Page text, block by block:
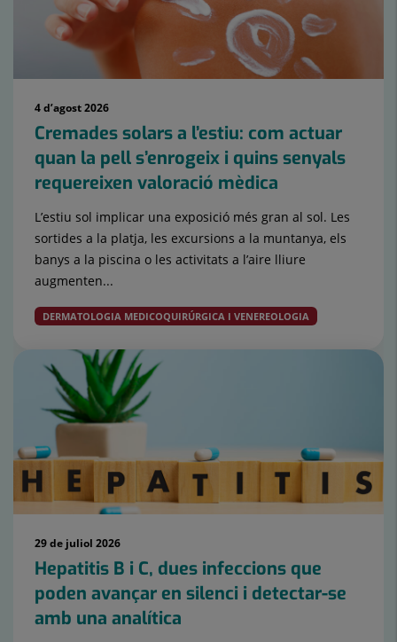
4 d’agost 2026
Cremades solars a l’estiu: com actuar
quan la pell s’enrogeix i quins senyals
requereixen valoració mèdica
L’estiu sol implicar una exposició més gran al sol. Les
sortides a la platja, les excursions a la muntanya, els
banys a la piscina o les activitats a l’aire lliure
augmenten...
DERMATOLOGIA MEDICOQUIRÚRGICA I VENEREOLOGIA
29 de juliol 2026
Hepatitis B i C, dues infeccions que
poden avançar en silenci i detectar-se
amb una analítica